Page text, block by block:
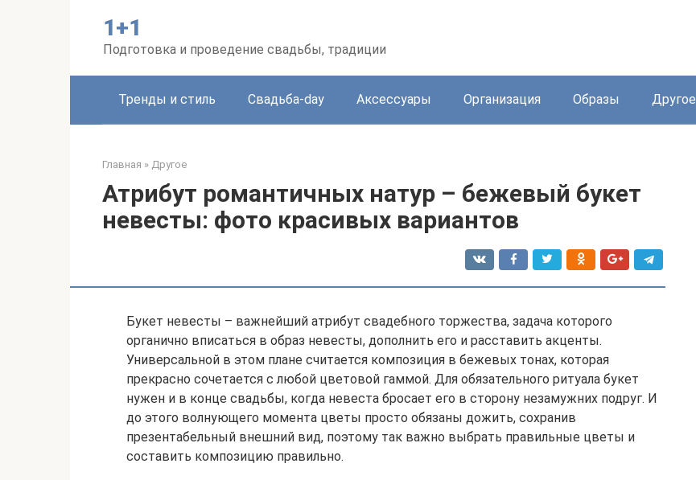
1+1
Подготовка и проведение свадьбы, традиции
Тренды и стиль Свадьба-day Аксессуары Организация Образы Другое
Главная » Другое
Атрибут романтичных натур – бежевый букет
невесты: фото красивых вариантов
Букет невесты – важнейший атрибут свадебного торжества, задача которого
органично вписаться в образ невесты, дополнить его и расставить акценты.
Универсальной в этом плане считается композиция в бежевых тонах, которая
прекрасно сочетается с любой цветовой гаммой. Для обязательного ритуала букет
нужен и в конце свадьбы, когда невеста бросает его в сторону незамужних подруг. И
до этого волнующего момента цветы просто обязаны дожить, сохранив
презентабельный внешний вид, поэтому так важно выбрать правильные цветы и
составить композицию правильно.